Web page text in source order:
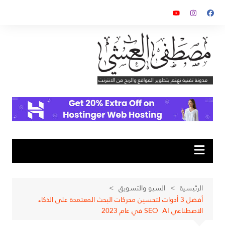
التجاوز
إلى
الرئيسية
السيو والتسويق
أفضل 3 أدوات لتحسين محركات البحث المعتمدة على الذكاء
الاصطناعي SEO AI في عام 2023